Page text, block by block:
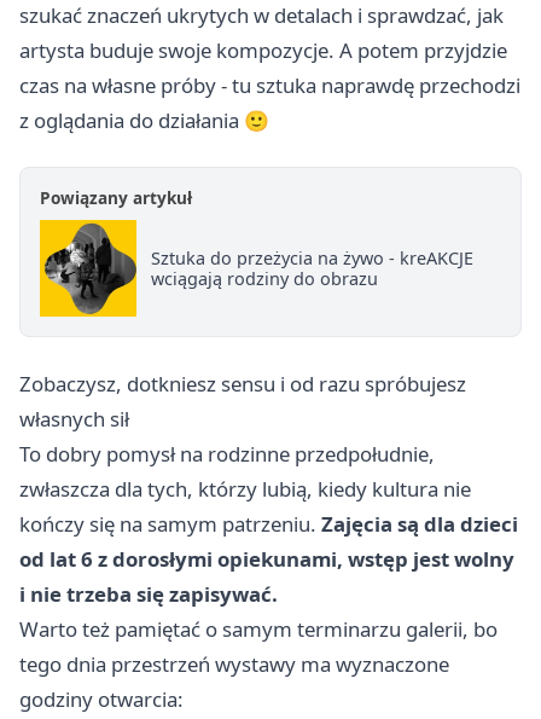
szukać znaczeń ukrytych w detalach i sprawdzać, jak
artysta buduje swoje kompozycje. A potem przyjdzie
czas na własne próby - tu sztuka naprawdę przechodzi
z oglądania do działania 🙂
Powiązany artykuł
Sztuka do przeżycia na żywo - kreAKCJE
wciągają rodziny do obrazu
Zobaczysz, dotkniesz sensu i od razu spróbujesz
własnych sił
To dobry pomysł na rodzinne przedpołudnie,
zwłaszcza dla tych, którzy lubią, kiedy kultura nie
kończy się na samym patrzeniu. Zajęcia są dla dzieci
od lat 6 z dorosłymi opiekunami, wstęp jest wolny
i nie trzeba się zapisywać.
Warto też pamiętać o samym terminarzu galerii, bo
tego dnia przestrzeń wystawy ma wyznaczone
godziny otwarcia: